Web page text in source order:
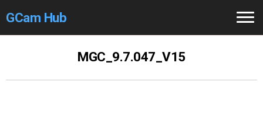
GCam Hub
MGC_9.7.047_V15